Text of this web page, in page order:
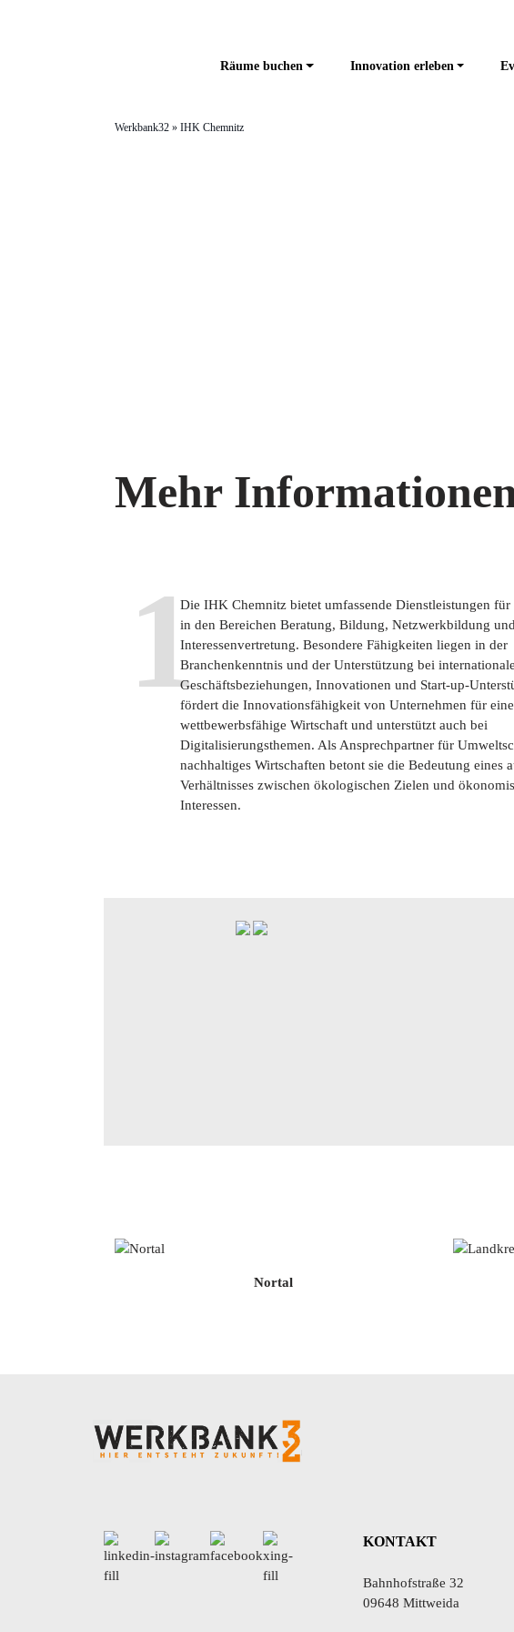
Räume buchen Innovation erleben
Werkbank32 » IHK Chemnitz
Mehr
1Die IHK Chemnitz bietet umfassende Dienstleistungen für
in den Bereichen Beratung, Bildung, Netzwerkbildung
Interessenvertretung. Besondere Fähigkeiten liegen in der
Branchenkenntnis und der Unterstützung bei
Geschäftsbeziehungen, Innovationen und Start-up-
fördert die Innovationsfähigkeit von Unternehmen für eine
wettbewerbsfähige Wirtschaft und unterstützt auch bei
Digitalisierungsthemen. Als Ansprechpartner für
nachhaltiges Wirtschaften betont sie die Bedeutung eines
Verhältnisses zwischen ökologischen Zielen und
Interessen.
Nortal
KONTAKT
Bahnhofstraße 32
09648 Mittweida